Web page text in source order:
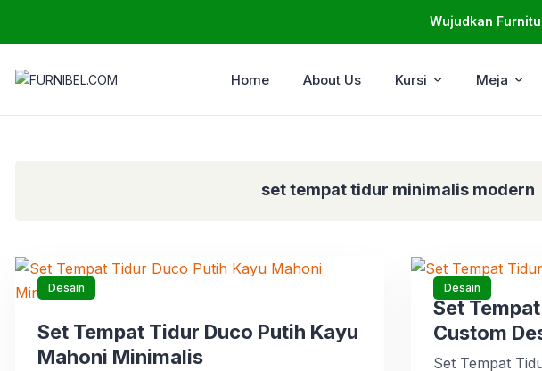
Wujudkan
Home About Us Kursi Meja
set tempat tidur minimalis modern
Desain
Set Tempat Tidur Duco Putih Kayu
Mahoni Minimalis
Desain
Set
Custom
Set Tempat